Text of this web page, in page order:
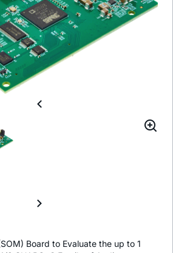
Board to Evaluate the up to 1